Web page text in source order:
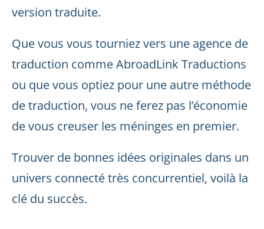
version traduite.
Que vous vous tourniez vers une agence de
traduction comme AbroadLink Traductions
ou que vous optiez pour une autre méthode
de traduction, vous ne ferez pas l’économie
de vous creuser les méninges en premier.
Trouver de bonnes idées originales dans un
univers connecté très concurrentiel, voilà la
clé du succès.